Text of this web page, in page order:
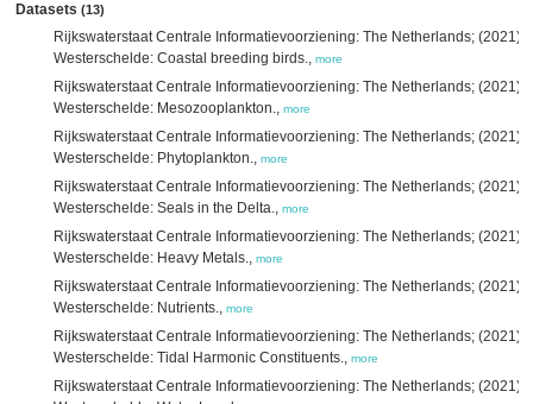
Datasets (13)
Rijkswaterstaat Centrale Informatievoorziening: The Netherlands;
Westerschelde: Coastal breeding birds., more
Rijkswaterstaat Centrale Informatievoorziening: The Netherlands;
Westerschelde: Mesozooplankton., more
Rijkswaterstaat Centrale Informatievoorziening: The Netherlands;
Westerschelde: Phytoplankton., more
Rijkswaterstaat Centrale Informatievoorziening: The Netherlands;
Westerschelde: Seals in the Delta., more
Rijkswaterstaat Centrale Informatievoorziening: The Netherlands; (2021):
Westerschelde: Heavy Metals., more
Rijkswaterstaat Centrale Informatievoorziening: The Netherlands; (2021):
Westerschelde: Nutrients., more
Rijkswaterstaat Centrale Informatievoorziening: The Netherlands; (2021):
Westerschelde: Tidal Harmonic Constituents., more
Rijkswaterstaat Centrale Informatievoorziening: The Netherlands; (2021):